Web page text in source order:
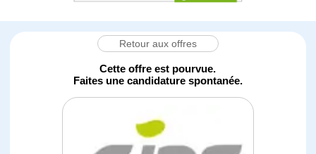
Retour aux offres
Cette offre est pourvue.
Faites une candidature spontanée.